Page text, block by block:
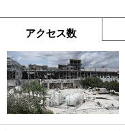
アクセス数